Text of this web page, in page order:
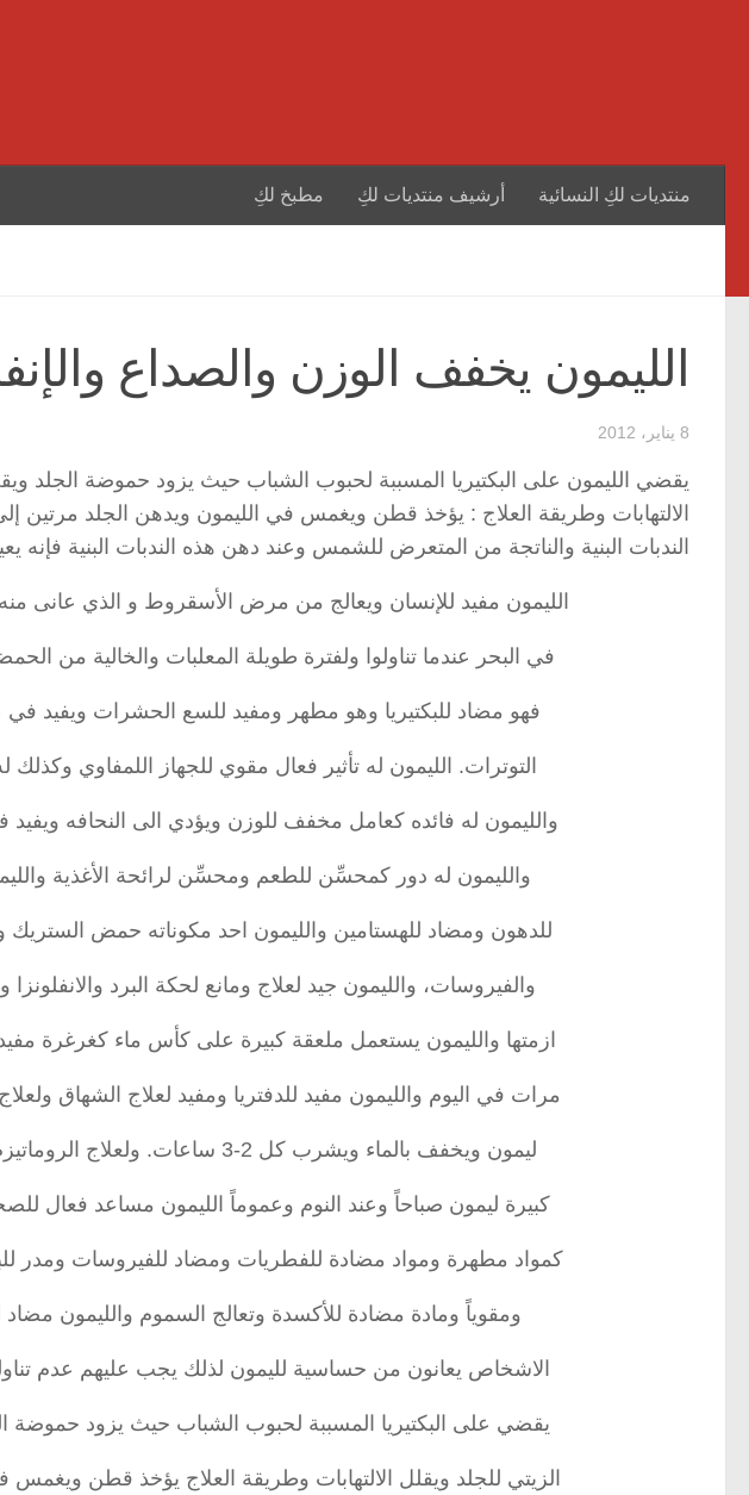
منتديات لكِ النسائية أرشيف منتديات لكِ مطبخ لكِ
الليمون يخفف الوزن والصداع
8 يناير، 2012
يقضي الليمون على البكتيريا المسببة لحبوب الشباب حيث يزود حموضة الجلد
الالتهابات وطريقة العلاج : يؤخذ قطن ويغمس في الليمون ويدهن الجلد مرتين
الندبات البنية والناتجة من المتعرض للشمس وعند دهن هذه الندبات البنية فإنه
الليمون مفيد للإنسان ويعالج من مرض الأسقروط و الذي عانى
في البحر عندما تناولوا ولفترة طويلة المعلبات والخالية من
فهو مضاد للبكتيريا وهو مطهر ومفيد للسع الحشرات ويفيد
التوترات. الليمون له تأثير فعال مقوي للجهاز اللمفاوي
والليمون له فائده كعامل مخفف للوزن ويؤدي الى النحافه
والليمون له دور كمحسِّن للطعم ومحسِّن لرائحة الأغذية
للدهون ومضاد للهستامين والليمون احد مكوناته حمض الستريك
والفيروسات، والليمون جيد لعلاج ومانع لحكة البرد
ازمتها والليمون يستعمل ملعقة كبيرة على كأس ماء كغرغرة
مرات في اليوم والليمون مفيد للدفتريا ومفيد لعلاج الشهاق
ليمون ويخفف بالماء ويشرب كل 2-3 ساعات. ولعلاج الروماتيزم كأس ماء مضافاً له ملعقة
كبيرة ليمون صباحاً وعند النوم وعموماً الليمون مساعد فعال
كمواد مطهرة ومواد مضادة للفطريات ومضاد للفيروسات ومدر
ومقوياً ومادة مضادة للأكسدة وتعالج السموم والليمون مضاد
الاشخاص يعانون من حساسية لليمون لذلك يجب عليهم عدم
يقضي على البكتيريا المسببة لحبوب الشباب حيث يزود
الزيتي للجلد ويقلل الالتهابات وطريقة العلاج يؤخذ قطن